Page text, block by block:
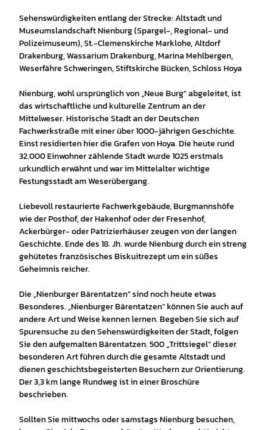
Sehenswürdigkeiten entlang der Strecke: Altstadt und
Museumslandschaft Nienburg (Spargel-, Regional- und
Polizeimuseum), St.-Clemenskirche Marklohe, Altdorf
Drakenburg, Wassarium Drakenburg, Marina Mehlbergen,
Weserfähre Schweringen, Stiftskirche Bücken, Schloss Hoya
Nienburg, wohl ursprünglich von „Neue Burg“ abgeleitet, ist
das wirtschaftliche und kulturelle Zentrum an der
Mittelweser. Historische Stadt an der Deutschen
Fachwerkstraße mit einer über 1000-jährigen Geschichte.
Einst residierten hier die Grafen von Hoya. Die heute rund
32.000 Einwohner zählende Stadt wurde 1025 erstmals
urkundlich erwähnt und war im Mittelalter wichtige
Festungsstadt am Weserübergang.
Liebevoll restaurierte Fachwerkgebäude, Burgmannshöfe
wie der Posthof, der Hakenhof oder der Fresenhof,
Ackerbürger- oder Patrizierhäuser zeugen von der langen
Geschichte. Ende des 18. Jh. wurde Nienburg durch ein streng
gehütetes französisches Biskuitrezept um ein süßes
Geheimnis reicher.
Die „Nienburger Bärentatzen“ sind noch heute etwas
Besonderes. „Nienburger Bärentatzen“ können Sie auch auf
andere Art und Weise kennen lernen. Begeben Sie sich auf
Spurensuche zu den Sehenswürdigkeiten der Stadt, folgen
Sie den aufgemalten Bärentatzen. 500 „Trittsiegel“ dieser
besonderen Art führen durch die gesamte Altstadt und
dienen geschichtsbegeisterten Besuchern zur Orientierung.
Der 3,3 km lange Rundweg ist in einer Broschüre
beschrieben.
Sollten Sie mittwochs oder samstags Nienburg besuchen,